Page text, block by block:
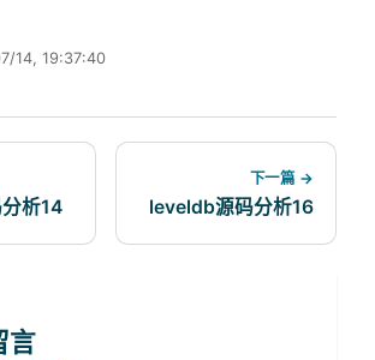
14, 19:37:40
析14
下一篇 →
leveldb源码分析16
言